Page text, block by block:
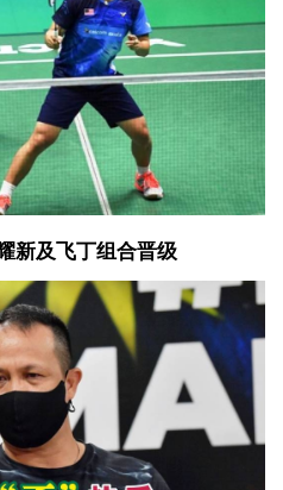
新及飞丁组合晋级